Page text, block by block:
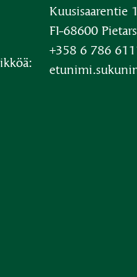
Kuusisaarentie 1
FI-68600
+358 6 786